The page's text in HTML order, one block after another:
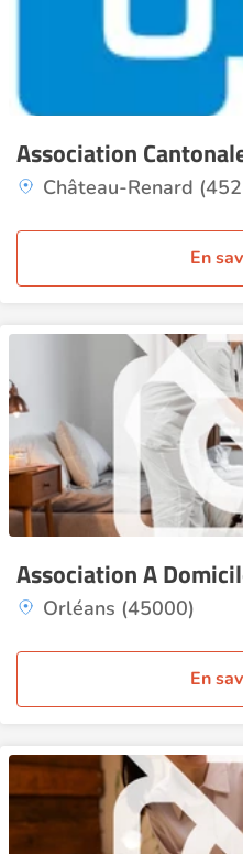
Association
Château-Renard
En
Association A
Orléans (45000)
En